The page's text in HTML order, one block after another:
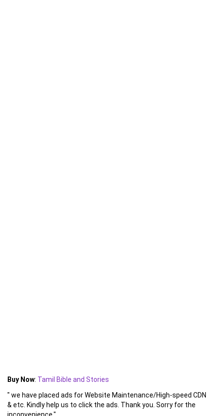
Buy Now: Tamil Bible and Stories
" we have placed ads for Website Maintenance/High-speed CDN
& etc. Kindly help us to click the ads. Thank you. Sorry for the
inconvenience."